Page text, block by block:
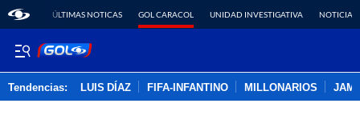
ÚLTIMAS NOTICAS GOL CARACOL UNIDAD INVESTIGATIVA NOTICIAS
Tendencias: LUIS DÍAZ FIFA-INFANTINO MILLONARIOS